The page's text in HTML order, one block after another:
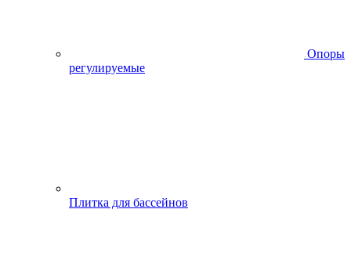
Опоры
регулируемые
Плитка для бассейнов